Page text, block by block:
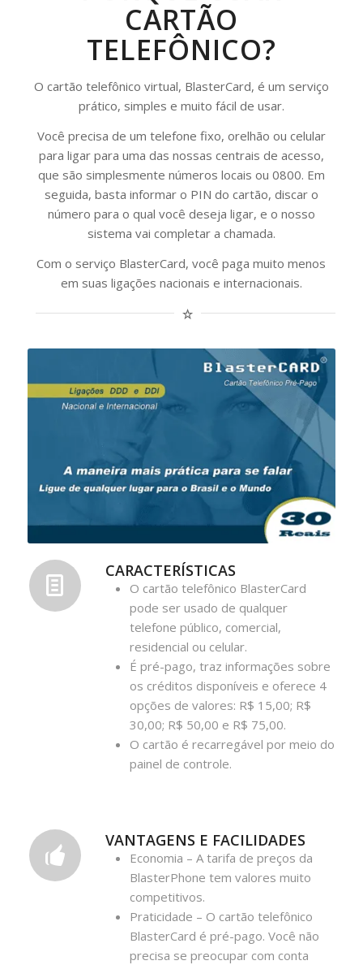
CARTÃO
TELEFÔNICO?
O cartão telefônico virtual, BlasterCard, é um serviço
prático, simples e muito fácil de usar.
Você precisa de um telefone fixo, orelhão ou celular
para ligar para uma das nossas centrais de acesso,
que são simplesmente números locais ou 0800. Em
seguida, basta informar o PIN do cartão, discar o
número para o qual você deseja ligar, e o nosso
sistema vai completar a chamada.
Com o serviço BlasterCard, você paga muito menos
em suas ligações nacionais e internacionais.
CARACTERÍSTICAS
O cartão telefônico BlasterCard
pode ser usado de qualquer
telefone público, comercial,
residencial ou celular.
É pré-pago, traz informações sobre
os créditos disponíveis e oferece 4
opções de valores: R$ 15,00; R$
30,00; R$ 50,00 e R$ 75,00.
O cartão é recarregável por meio do
painel de controle.
VANTAGENS E FACILIDADES
Economia – A tarifa de preços da
BlasterPhone tem valores muito
competitivos.
Praticidade – O cartão telefônico
BlasterCard é pré-pago. Você não
precisa se preocupar com conta